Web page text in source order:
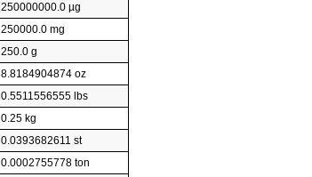
250000000.0 µg
250000.0 mg
250.0 g
8.8184904874 oz
0.5511556555 lbs
0.25 kg
0.0393682611 st
0.0002755778 ton